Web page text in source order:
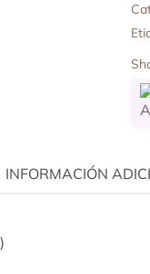
INFORMACIÓN